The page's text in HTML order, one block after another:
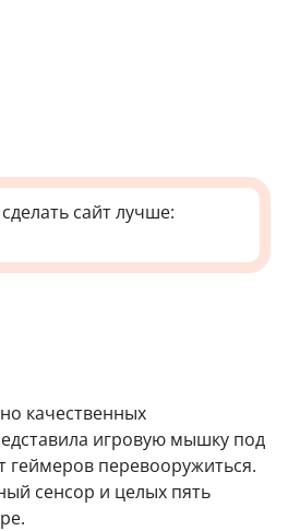
сайт лучше:
качественных
игровую мышку под
геймеров перевооружиться.
сенсор и целых пять